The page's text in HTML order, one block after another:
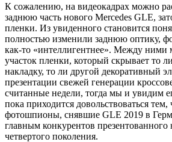
К сожалению, на видеокадрах можно
заднюю часть нового Mercedes GLE,
пленки. Из увиденного становится
полностью изменили заднюю оптику,
как-то «интеллигентнее». Между ними
участок пленки, который скрывает то
накладку, то ли другой декоративный
презентации свежей генерации
считанные недели, тогда мы и увидим
пока приходится довольствоваться тем,
фотошпионы, снявшие GLE 2019 в
главным конкурентов
четвертого поколения.